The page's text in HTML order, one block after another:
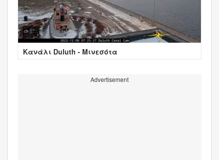
Κανάλι Duluth - Μινεσότα
Advertisement